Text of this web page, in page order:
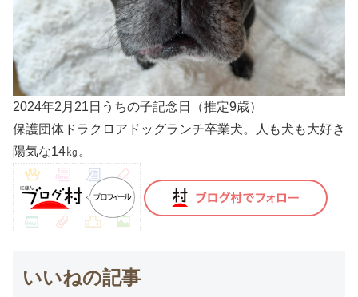
2024年2月21日うちの子記念日（推定9歳）
保護団体ドラクロアドッグランチ卒業犬。人も犬も大好き
陽気な14㎏。
いいねの記事